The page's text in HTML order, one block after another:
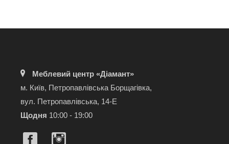
Меблевий центр «Діамант»
м. Київ, Петропавлівська Борщагівка,
вул. Петропавлівська, 14-Е
Щодня 10:00 - 19:00